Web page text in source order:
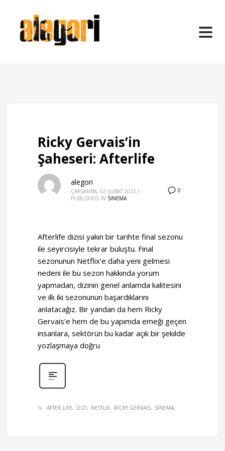
Ricky Gervais’in
Şaheseri: Afterlife
0
alegori
ÇARŞAMBA, 02 ŞUBAT 2022 /
PUBLISHED IN SİNEMA
Afterlife dizisi yakın bir tarihte final sezonu
ile seyircisiyle tekrar buluştu. Final
sezonunun Netflix’e daha yeni gelmesi
nedeni ile bu sezon hakkında yorum
yapmadan, dizinin genel anlamda kalitesini
ve ilk iki sezonunun başardıklarını
anlatacağız. Bir yandan da hem Ricky
Gervais’e hem de bu yapımda emeği geçen
insanlara, sektörün bu kadar açık bir şekilde
yozlaşmaya doğru
AFTER LIFE DIZI NETFLIX RICKY GERVAIS SINEMA